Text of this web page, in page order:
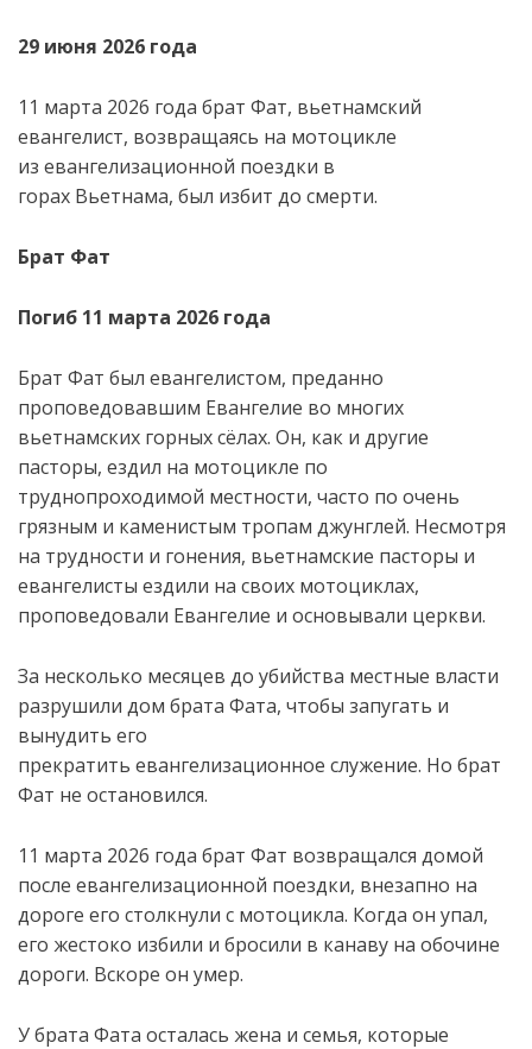
29 июня 2026 года
11 марта 2026 года брат Фат, вьетнамский
евангелист, возвращаясь на мотоцикле
из евангелизационной поездки в
горах Вьетнама, был избит до смерти.
Брат Фат
Погиб 11 марта 2026 года
Брат Фат был евангелистом, преданно
проповедовавшим Евангелие во многих
вьетнамских горных сёлах. Он, как и другие
пасторы, ездил на мотоцикле по
труднопроходимой местности, часто по очень
грязным и каменистым тропам джунглей. Несмотря
на трудности и гонения, вьетнамские пасторы и
евангелисты ездили на своих мотоциклах,
проповедовали Евангелие и основывали церкви.
За несколько месяцев до убийства местные власти
разрушили дом брата Фата, чтобы запугать и
вынудить его
прекратить евангелизационное служение. Но брат
Фат не остановился.
11 марта 2026 года брат Фат возвращался домой
после евангелизационной поездки, внезапно на
дороге его столкнули с мотоцикла. Когда он упал,
его жестоко избили и бросили в канаву на обочине
дороги. Вскоре он умер.
У брата Фата осталась жена и семья, которые